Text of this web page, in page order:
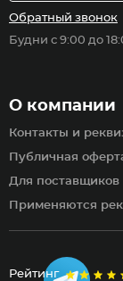
Рейтинг
О компании
Контакты и
Публичная
Для поставщиков
Применяются
Обратный звонок
Будни с 9:00 до